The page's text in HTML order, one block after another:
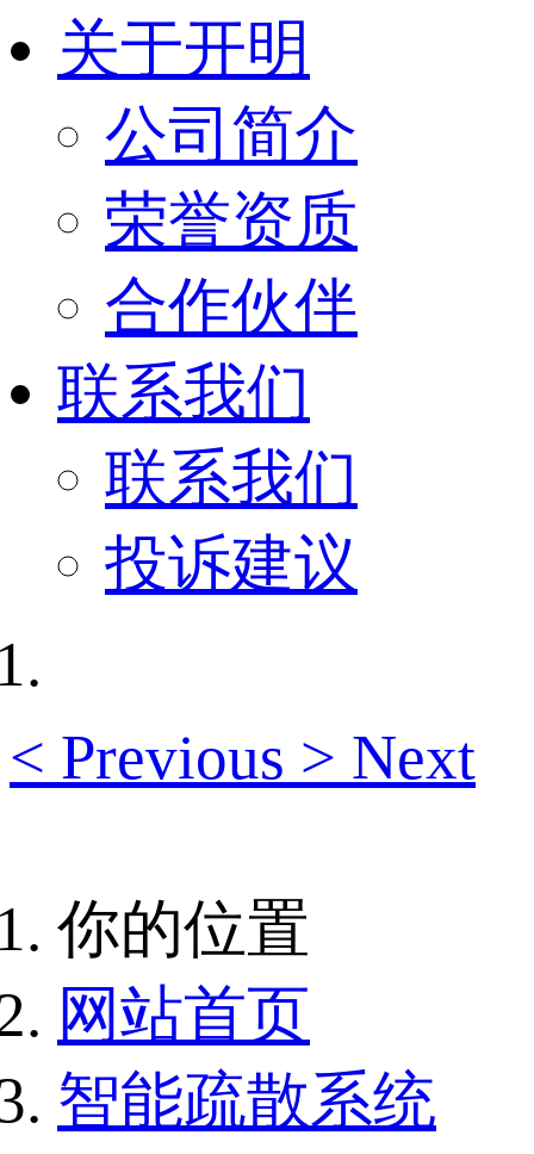
关于开明
公司简介
荣誉资质
合作伙伴
联系我们
联系我们
投诉建议
< Previous > Next
你的位置
网站首页
智能疏散系统